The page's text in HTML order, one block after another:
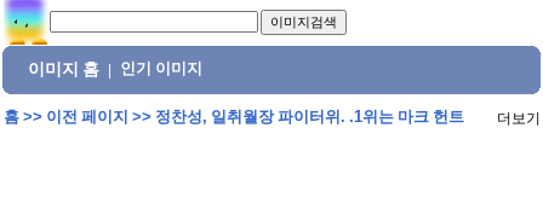
이미지 홈 인기 이미지
홈>> 이전 페이지 >> 정찬성, 일취월장 파이터위. .1위는 마크 헌트 더보기